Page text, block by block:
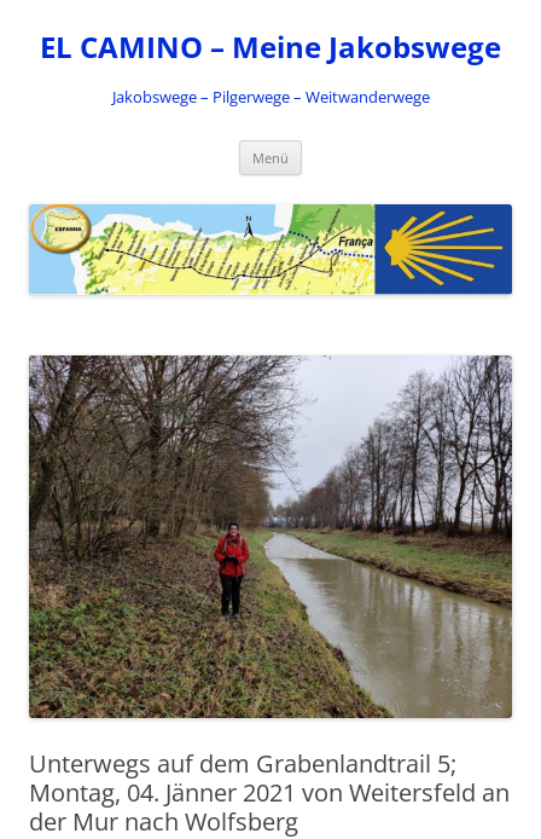
springen
EL CAMINO – Meine Jakobswege
Jakobswege – Pilgerwege – Weitwanderwege
Menü
Unterwegs auf dem Grabenlandtrail 5;
Montag, 04. Jänner 2021 von Weitersfeld an
der Mur nach Wolfsberg